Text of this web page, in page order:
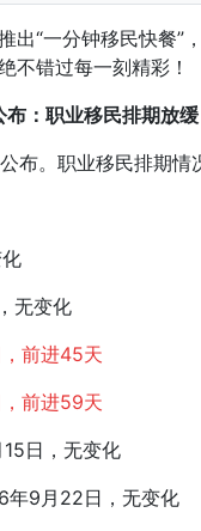
“一分钟移民快餐”
不错过每一刻精彩！
：职业移民排期放
。职业移民排期情
无变化
前进45天
前进59天
日，无变化
9月22日，无变化